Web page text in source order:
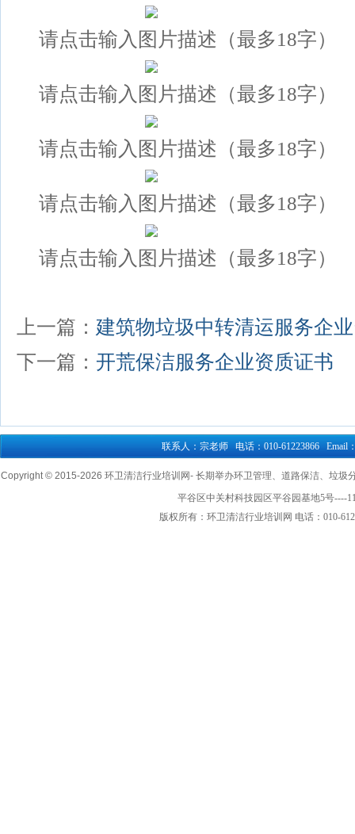
请点击输入图片描述（最多18字）
请点击输入图片描述（最多18字）
请点击输入图片描述（最多18字）
请点击输入图片描述（最多18字）
请点击输入图片描述（最多18字）
上一篇： 建筑物垃圾中转清运服务企
下一篇： 开荒保洁服务企业资质证书
联系人：宗老师 电话：010-61223866 Email
Copyright © 2015-2026 环卫清洁行业培训网- 长期举办环卫管理、道路保洁、垃
平谷区中关村科技园区平谷园基地5号----
版权所有：环卫清洁行业培训网 电话：010-